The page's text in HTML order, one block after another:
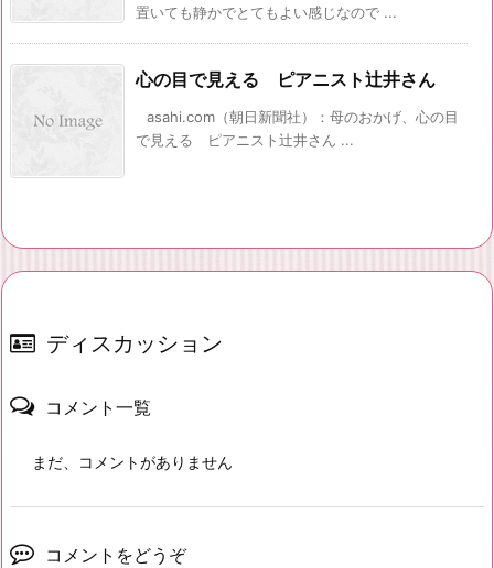
置いても静かでとてもよい感じなので ...
心の目で見える ピアニスト辻井さん
asahi.com（朝日新聞社）：母のおかげ、心の目
で見える ピアニスト辻井さん ...
ディスカッション
コメント一覧
まだ、コメントがありません
コメントをどうぞ